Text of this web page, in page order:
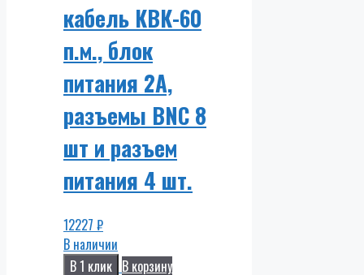
кабель КВК-60
п.м., блок
питания 2А,
разъемы BNC 8
шт и разъем
питания 4 шт.
12227 ₽
В наличии
В 1 клик В корзину